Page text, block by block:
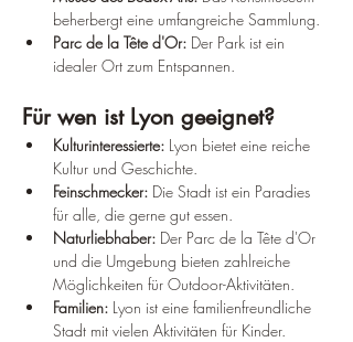
beherbergt eine umfangreiche Sammlung.
Parc de la Tête d'Or: Der Park ist ein
idealer Ort zum Entspannen.
Für wen ist Lyon geeignet?
Kulturinteressierte: Lyon bietet eine reiche
Kultur und Geschichte.
Feinschmecker: Die Stadt ist ein Paradies
für alle, die gerne gut essen.
Naturliebhaber: Der Parc de la Tête d'Or
und die Umgebung bieten zahlreiche
Möglichkeiten für Outdoor-Aktivitäten.
Familien: Lyon ist eine familienfreundliche
Stadt mit vielen Aktivitäten für Kinder.